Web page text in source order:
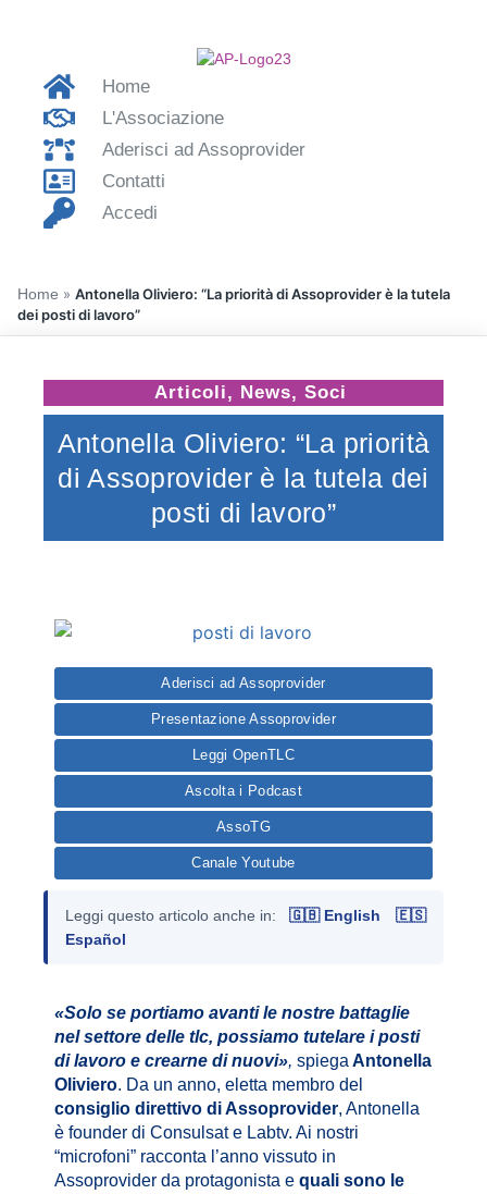
Home
L'Associazione
Aderisci ad Assoprovider
Contatti
Accedi
Home » Antonella Oliviero: “La priorità di Assoprovider è la tutela
dei posti di lavoro”
Articoli, News, Soci
Antonella Oliviero: “La priorità
di Assoprovider è la tutela dei
posti di lavoro”
Aderisci ad Assoprovider
Presentazione Assoprovider
Leggi OpenTLC
Ascolta i Podcast
AssoTG
Canale Youtube
Leggi questo articolo anche in: 🇬🇧 English
🇪🇸
Español
«Solo se portiamo avanti le nostre battaglie
nel settore delle tlc, possiamo tutelare i posti
di lavoro e crearne di nuovi», spiegaAntonella
Oliviero. Da un anno, eletta membro del
consiglio direttivo di Assoprovider, Antonella
è founder di Consulsat e Labtv. Ai nostri
“microfoni” racconta l’anno vissuto in
Assoprovider da protagonista e quali sono le